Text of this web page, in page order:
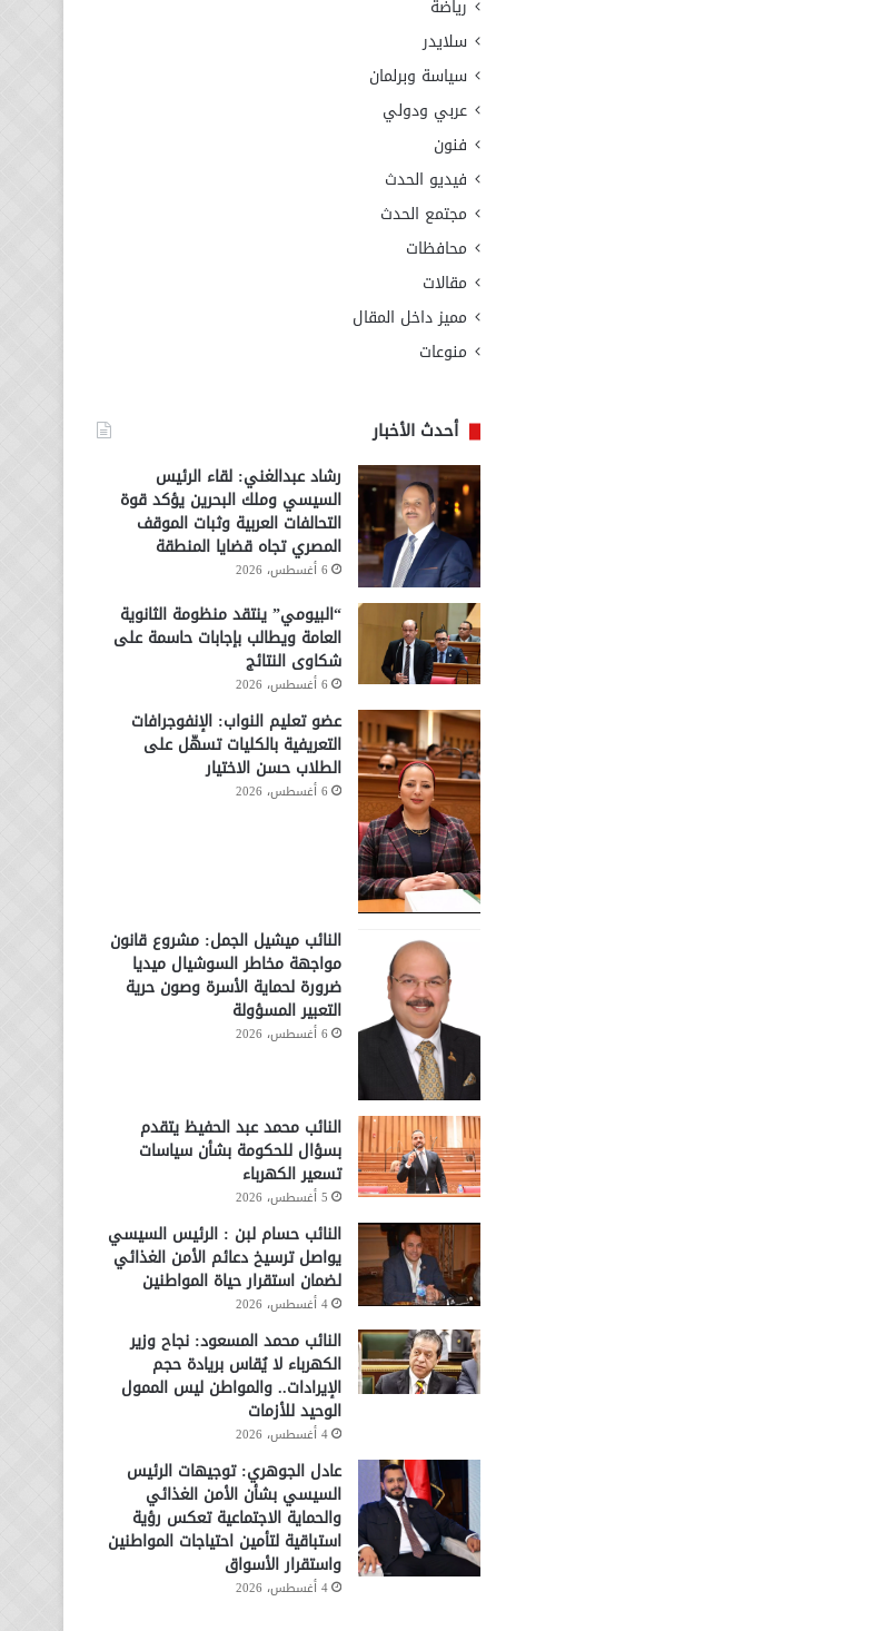
رياضة
سلايدر
سياسة وبرلمان
عربي ودولي
فنون
فيديو الحدث
مجتمع الحدث
محافظات
مقالات
مميز داخل المقال
منوعات
أحدث الأخبار
رشاد عبدالغني: لقاء الرئيس
السيسي وملك البحرين يؤكد قوة
التحالفات العربية وثبات الموقف
المصري تجاه قضايا المنطقة
6 أغسطس، 2026
“البيومي” ينتقد منظومة الثانوية
العامة ويطالب بإجابات حاسمة على
شكاوى النتائج
6 أغسطس، 2026
عضو تعليم النواب: الإنفوجرافات
التعريفية بالكليات تسهّل على
الطلاب حسن الاختيار
6 أغسطس، 2026
النائب ميشيل الجمل: مشروع قانون
مواجهة مخاطر السوشيال ميديا
ضرورة لحماية الأسرة وصون حرية
التعبير المسؤولة
6 أغسطس، 2026
النائب محمد عبد الحفيظ يتقدم
بسؤال للحكومة بشأن سياسات
تسعير الكهرباء
5 أغسطس، 2026
النائب حسام لبن : الرئيس السيسي
يواصل ترسيخ دعائم الأمن الغذائي
لضمان استقرار حياة المواطنين
4 أغسطس، 2026
النائب محمد المسعود: نجاح وزير
الكهرباء لا يُقاس بريادة حجم
الإيرادات.. والمواطن ليس الممول
الوحيد للأزمات
4 أغسطس، 2026
عادل الجوهري: توجيهات الرئيس
السيسي بشأن الأمن الغذائي
والحماية الاجتماعية تعكس رؤية
استباقية لتأمين احتياجات المواطنين
واستقرار الأسواق
4 أغسطس، 2026